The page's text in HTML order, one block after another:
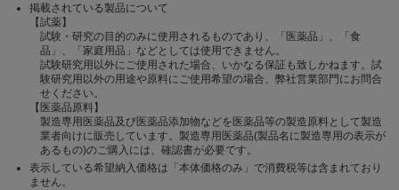
掲載されている製品について
【試薬】
試験・研究の目的のみに使用されるものであり、「医薬品」、「食
品」、「家庭用品」などとしては使用できません。
試験研究用以外にご使用された場合、いかなる保証も致しかねます。試
験研究用以外の用途や原料にご使用希望の場合、弊社営業部門にお問合
せください。
【医薬品原料】
製造専用医薬品及び医薬品添加物などを医薬品等の製造原料として製造
業者向けに販売しています。製造専用医薬品(製品名に製造専用の表示が
あるもの)のご購入には、確認書が必要です。
表示している希望納入価格は「本体価格のみ」で消費税等は含まれており
ません。